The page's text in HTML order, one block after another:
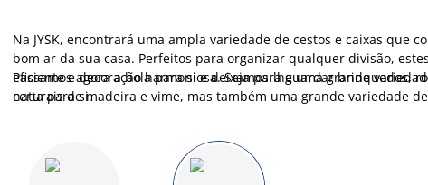
Na JYSK, encontrará uma ampla variedade de cestos e caixas que
bom ar da sua casa. Perfeitos para organizar qualquer divisão,
eficiente e decoração harmoniosa. Seja para guardar brinquedos,
certa para si.
Passamos agora a bola para si e deixamos-lhe uma grande
naturais de madeira e vime, mas também uma grande variedade